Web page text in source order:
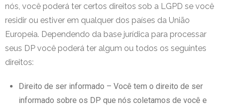
nós, você poderá ter certos direitos sob a LGPD se você
residir ou estiver em qualquer dos países da União
Europeia. Dependendo da base jurídica para processar
seus DP você poderá ter algum ou todos os seguintes
direitos:
Direito de ser informado – Você tem o direito de ser
informado sobre os DP que nós coletamos de você e